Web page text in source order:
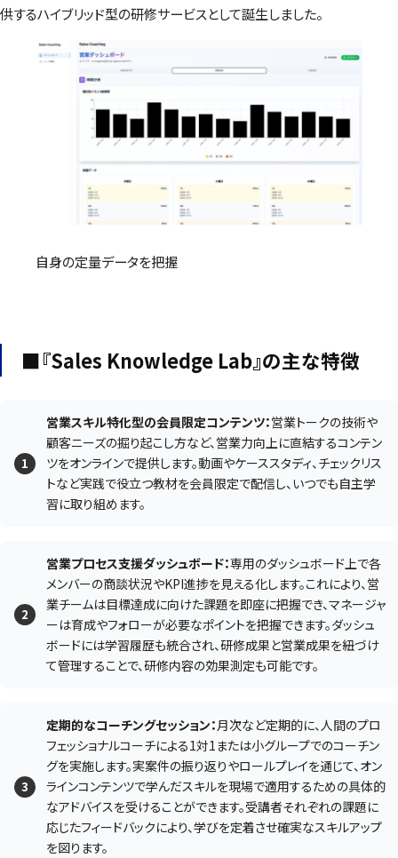
供するハイブリッド型の研修サービスとして誕生しました。
自身の定量データを把握
■『Sales Knowledge Lab』の主な特徴
営業スキル特化型の会員限定コンテンツ：営業トークの技術や
顧客ニーズの掘り起こし方など、営業力向上に直結するコンテン
ツをオンラインで提供します。動画やケーススタディ、チェックリス
トなど実践で役立つ教材を会員限定で配信し、いつでも自主学
習に取り組めます。
営業プロセス支援ダッシュボード：専用のダッシュボード上で各
メンバーの商談状況やKPI進捗を見える化します。これにより、営
業チームは目標達成に向けた課題を即座に把握でき、マネージャ
ーは育成やフォローが必要なポイントを把握できます。ダッシュ
ボードには学習履歴も統合され、研修成果と営業成果を紐づけ
て管理することで、研修内容の効果測定も可能です。
定期的なコーチングセッション：月次など定期的に、人間のプロ
フェッショナルコーチによる1対1または小グループでのコーチン
グを実施します。実案件の振り返りやロールプレイを通じて、オン
ラインコンテンツで学んだスキルを現場で適用するための具体的
なアドバイスを受けることができます。受講者それぞれの課題に
応じたフィードバックにより、学びを定着させ確実なスキルアップ
を図ります。